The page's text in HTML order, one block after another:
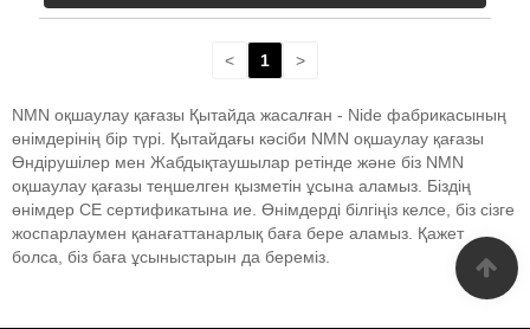
< 1 >
NMN оқшаулау қағазы Қытайда жасалған - Nide фабрикасының
өнімдерінің бір түрі. Қытайдағы кәсіби NMN оқшаулау қағазы
Өндірушілер мен Жабдықтаушылар ретінде және біз NMN
оқшаулау қағазы теңшелген қызметін ұсына аламыз. Біздің
өнімдер CE сертификатына ие. Өнімдерді білгіңіз келсе, біз сізге
жоспарлаумен қанағаттанарлық баға бере аламыз. Қажет
болса, біз баға ұсыныстарын да береміз.